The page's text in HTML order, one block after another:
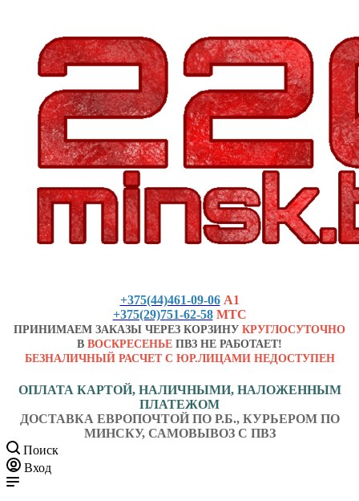
+375(44)461-09-06 А1
+375(29)751-62-58 МТС
ПРИНИМАЕМ ЗАКАЗЫ ЧЕРЕЗ КОРЗИНУ КРУГЛОСУТОЧНО
В ВОСКРЕСЕНЬЕ ПВЗ НЕ РАБОТАЕТ!
БЕЗНАЛИЧНЫЙ РАСЧЕТ С ЮР.ЛИЦАМИ НЕДОСТУПЕН
ОПЛАТА КАРТОЙ, НАЛИЧНЫМИ, НАЛОЖЕННЫМ
ПЛАТЕЖОМ
ДОСТАВКА ЕВРОПОЧТОЙ ПО Р.Б., КУРЬЕРОМ ПО
МИНСКУ, САМОВЫВОЗ С ПВЗ
Поиск
Вход